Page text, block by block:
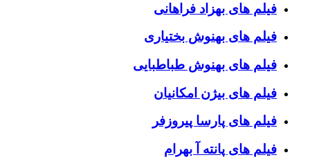
فیلم های بهزاد فراهانی
فیلم های بهنوش بختیاری
فیلم های بهنوش طباطبایی
فیلم های بیژن امکانیان
فیلم های پارسا پیروزفر
فیلم های پانته آ بهرام